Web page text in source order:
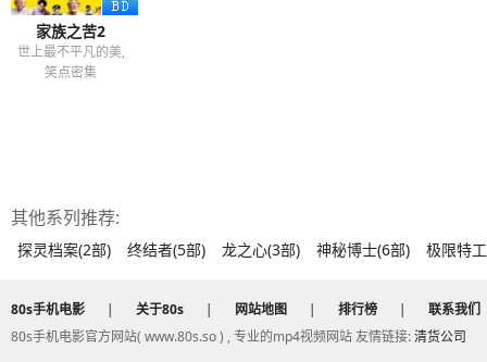
家族之苦2
世上最不平凡的美,
笑点密集
其他系列推荐:
探灵档案(2部) 终结者(5部) 龙之心(3部) 神秘博士(6部) 极限特
80s手机电影 | 关于80s | 网站地图 | 排行榜 |
联系我们
80s手机电影官方网站( www.80s.so ) , 专业的mp4视频网站 友情链接:清货公司